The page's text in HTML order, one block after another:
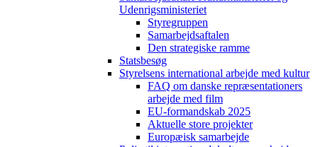
Udenrigsministeriet
Styregruppen
Samarbejdsaftalen
Den strategiske ramme
Statsbesøg
Styrelsens international arbejde med kultur
FAQ om danske repræsentationers
arbejde med film
EU-formandskab 2025
Aktuelle store projekter
Europæisk samarbejde